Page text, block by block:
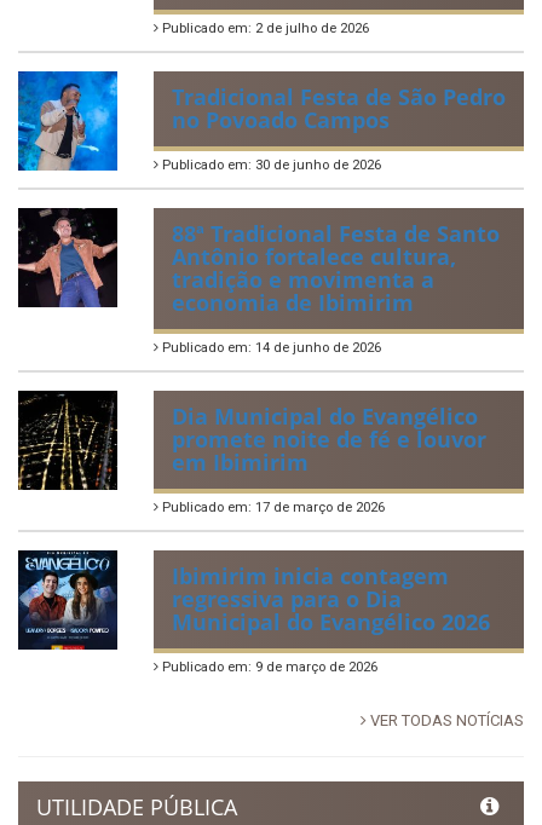
Publicado em: 2 de julho de 2026
Tradicional Festa de São Pedro
no Povoado Campos
Publicado em: 30 de junho de 2026
88ª Tradicional Festa de Santo
Antônio fortalece cultura,
tradição e movimenta a
economia de Ibimirim
Publicado em: 14 de junho de 2026
Dia Municipal do Evangélico
promete noite de fé e louvor
em Ibimirim
Publicado em: 17 de março de 2026
Ibimirim inicia contagem
regressiva para o Dia
Municipal do Evangélico 2026
Publicado em: 9 de março de 2026
VER TODAS NOTÍCIAS
UTILIDADE PÚBLICA